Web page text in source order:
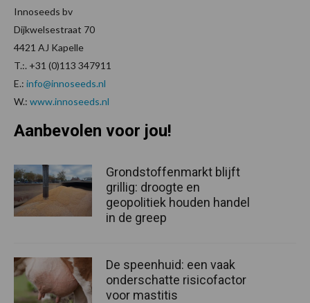
Innoseeds bv
Dijkwelsestraat 70
4421 AJ Kapelle
T.:. +31 (0)113 347911
E.: info@innoseeds.nl
W.: www.innoseeds.nl
Aanbevolen voor jou!
Grondstoffenmarkt blijft
grillig: droogte en
geopolitiek houden handel
in de greep
De speenhuid: een vaak
onderschatte risicofactor
voor mastitis